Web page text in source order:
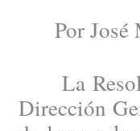
Por José
La
Dirección